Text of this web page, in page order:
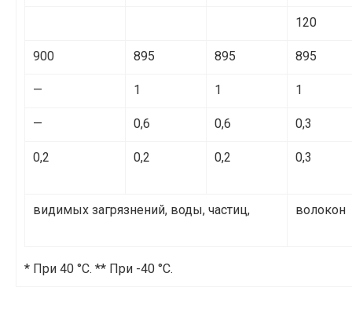
120
900 895 895 895
— 1 1 1
— 0,6 0,6 0,3
0,2 0,2 0,2 0,3
видимых загрязнений, воды, частиц, волокон
* При 40 °С. ** При -40 °С.